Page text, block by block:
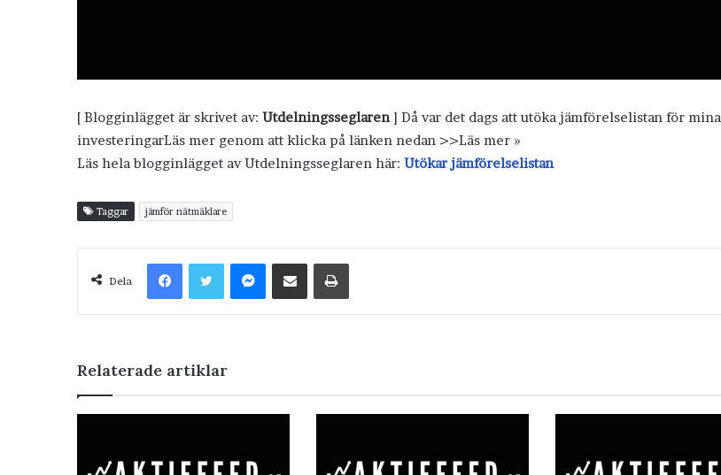
[ Blogginlägget är skrivet av: Utdelningsseglaren] Då var det dags att utöka jämförelselistan för mina
investeringarLäs mer genom att klicka på länken nedan >>Läs mer »
Läs hela blogginlägget av Utdelningsseglaren här: Utökar jämförelselistan
Taggar jämför nätmäklare
Dela
FacebookTwitterMessenger
Dela via e-post Skriv ut
Relaterade artiklar